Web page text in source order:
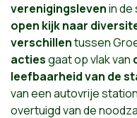
verenigingslevenin de
open kijk naar
verschillentussen
actiesgaat op vlak van
leefbaarheid van de
van een autovrije
overtuigd van de